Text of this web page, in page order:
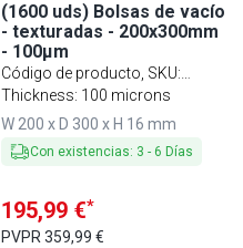
(1600 uds) Bolsas de vacío
- texturadas - 200x300mm
- 100µm
Código de producto, SKU:
VBSO2030-100
Thickness: 100 microns
W 200 x D 300 x H 16 mm
Con existencias: 3 - 6 Días
195,99 €*
PVPR359,99 €